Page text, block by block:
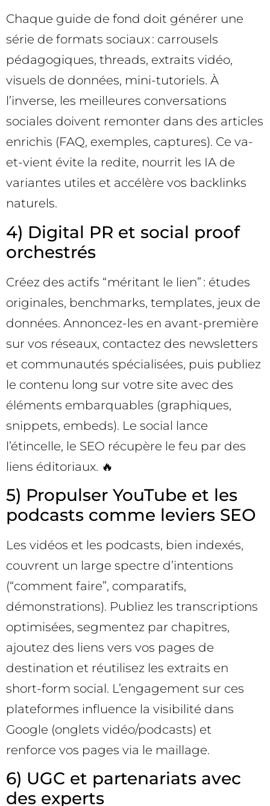
Chaque guide de fond doit générer une
série de formats sociaux : carrousels
pédagogiques, threads, extraits vidéo,
visuels de données, mini-tutoriels. À
l’inverse, les meilleures conversations
sociales doivent remonter dans des articles
enrichis (FAQ, exemples, captures). Ce va-
et-vient évite la redite, nourrit les IA de
variantes utiles et accélère vos backlinks
naturels.
4) Digital PR et social proof
orchestrés
Créez des actifs “méritant le lien” : études
originales, benchmarks, templates, jeux de
données. Annoncez-les en avant-première
sur vos réseaux, contactez des newsletters
et communautés spécialisées, puis publiez
le contenu long sur votre site avec des
éléments embarquables (graphiques,
snippets, embeds). Le social lance
l’étincelle, le SEO récupère le feu par des
liens éditoriaux. 🔥
5) Propulser YouTube et les
podcasts comme leviers SEO
Les vidéos et les podcasts, bien indexés,
couvrent un large spectre d’intentions
(“comment faire”, comparatifs,
démonstrations). Publiez les transcriptions
optimisées, segmentez par chapitres,
ajoutez des liens vers vos pages de
destination et réutilisez les extraits en
short-form social. L’engagement sur ces
plateformes influence la visibilité dans
Google (onglets vidéo/podcasts) et
renforce vos pages via le maillage.
6) UGC et partenariats avec
des experts